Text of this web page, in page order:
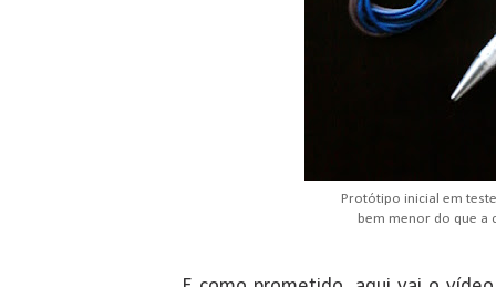
Protótipo inicial em
bem menor do que a